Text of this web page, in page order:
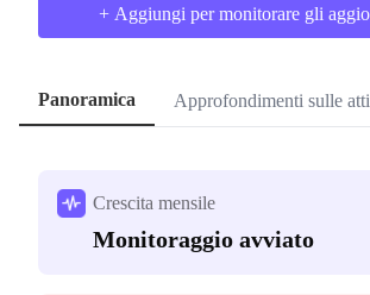
+ Aggiungi per monitorare gli
Panoramica Approfondimenti sulle
Crescita mensile
Monitoraggio avviato